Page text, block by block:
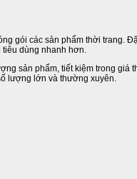
gói các sản phẩm thời trang.
dùng nhanh hơn.
sản phẩm, tiết kiệm trong giá
lượng lớn và thường xuyên.